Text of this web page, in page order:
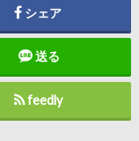
シェア
送る
feedly